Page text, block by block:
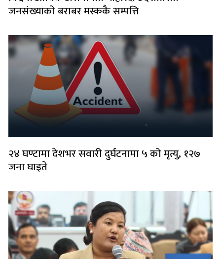
जनसंख्याको बराबर मस्ककै सम्पत्ति
२४ घण्टामा देशभर सवारी दुर्घटनामा ५ को मृत्यु, १२७
जना घाइते